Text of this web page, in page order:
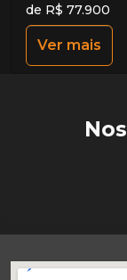
de R$ 77.900
Ver mais